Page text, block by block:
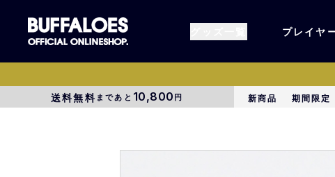
すべてのグッズ オーセンティ
タオル各種 アパレル
プレイヤ
送料無料まであと 10,800円 新商品 期間限定